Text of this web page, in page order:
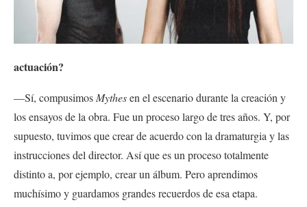
actuación?
—Sí, compusimosMythesen el escenario durante la creación y
los ensayos de la obra. Fue un proceso largo de tres años. Y, por
supuesto, tuvimos que crear de acuerdo con la dramaturgia y las
instrucciones del director. Así que es un proceso totalmente
distinto a, por ejemplo, crear un álbum. Pero aprendimos
muchísimo y guardamos grandes recuerdos de esa etapa.